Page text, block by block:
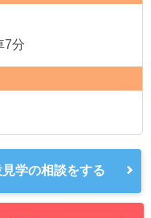
7分
学の相談をする